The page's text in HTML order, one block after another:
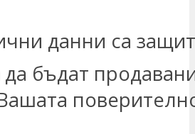
данни са
бъдат